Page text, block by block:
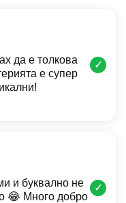
да е толкова
е супер
✓
и буквално не
😂 Много добро
✓